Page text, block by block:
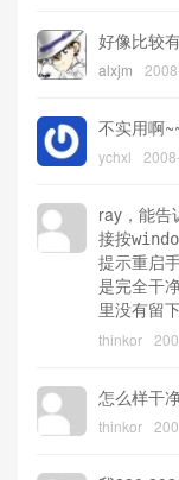
好像比较
alxjm
不实用啊
ychxl
ray，能告
接按
提示重启
是完全干
里没有留
thinkor
怎么样干
thinkor